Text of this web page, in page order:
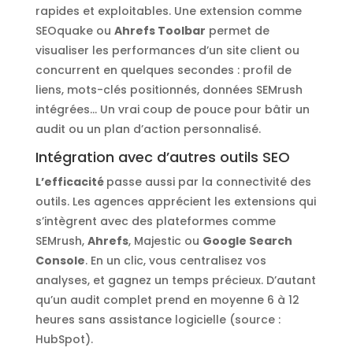
rapides et exploitables. Une extension comme
SEOquake ou Ahrefs Toolbar permet de
visualiser les performances d’un site client ou
concurrent en quelques secondes : profil de
liens, mots-clés positionnés, données SEMrush
intégrées… Un vrai coup de pouce pour bâtir un
audit ou un plan d’action personnalisé.
Intégration avec d’autres outils SEO
L’efficacité passe aussi par la connectivité des
outils. Les agences apprécient les extensions qui
s’intègrent avec des plateformes comme
SEMrush, Ahrefs, Majestic ou Google Search
Console. En un clic, vous centralisez vos
analyses, et gagnez un temps précieux. D’autant
qu’un audit complet prend en moyenne 6 à 12
heures sans assistance logicielle (source :
HubSpot).